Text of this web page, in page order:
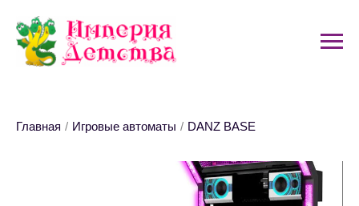
Главная / Игровые автоматы / DANZ BASE